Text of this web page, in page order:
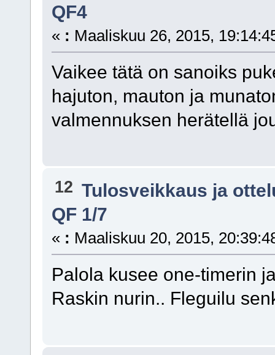
QF4
« : Maaliskuu 26, 2015,
Vaikee tätä on sanoiks
hajuton, mauton ja
valmennuksen herätellä
12 Tulosveikkaus ja
QF 1/7
« : Maaliskuu 20, 2015,
Palola kusee one-timerin
Raskin nurin.. Fleguilu